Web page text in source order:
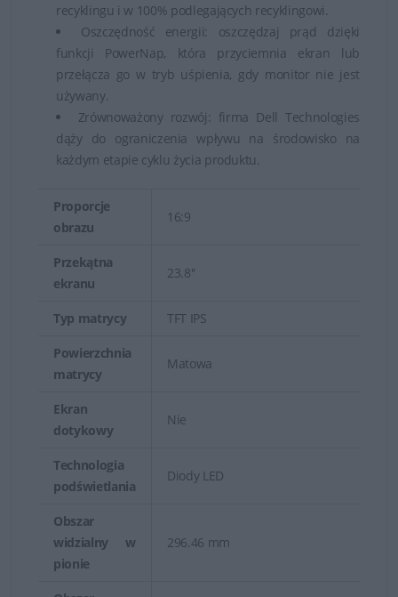
recyklingu i w 100% podlegających recyklingowi.
Oszczędność energii: oszczędzaj prąd dzięki
funkcji PowerNap, która przyciemnia ekran lub
przełącza go w tryb uśpienia, gdy monitor nie jest
używany.
Zrównoważony rozwój: firma Dell Technologies
dąży do ograniczenia wpływu na środowisko na
każdym etapie cyklu życia produktu.
Proporcje
obrazu
16:9
Przekątna
ekranu
23.8''
Typ matrycy TFT IPS
Powierzchnia
matrycy
Matowa
Ekran
dotykowy
Nie
Technologia
podświetlania
Diody LED
Obszar
widzialny w
pionie
296.46 mm